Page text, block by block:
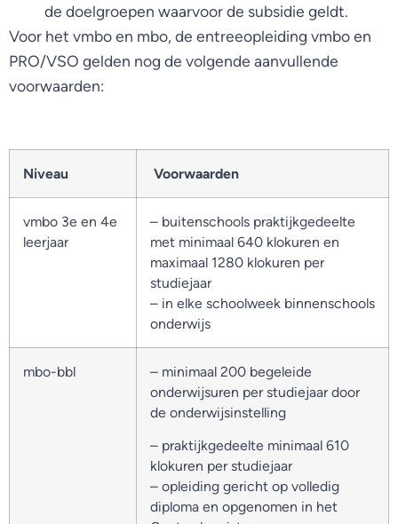
de doelgroepen waarvoor de subsidie geldt.
Voor het vmbo en mbo, de entreeopleiding vmbo en
PRO/VSO gelden nog de volgende aanvullende
voorwaarden:
Niveau Voorwaarden
vmbo 3e en 4e
leerjaar
– buitenschools praktijkgedeelte
met minimaal 640 klokuren en
maximaal 1280 klokuren per
studiejaar
– in elke schoolweek binnenschools
onderwijs
mbo-bbl
– minimaal 200 begeleide
onderwijsuren per studiejaar door
de onderwijsinstelling
– praktijkgedeelte minimaal 610
klokuren per studiejaar
– opleiding gericht op volledig
diploma en opgenomen in het